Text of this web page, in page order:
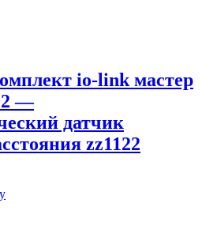
io-link мастер
—
датчик
zz1122